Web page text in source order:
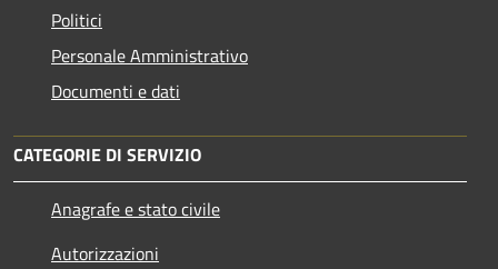
Politici
Personale Amministrativo
Documenti e dati
CATEGORIE DI SERVIZIO
Anagrafe e stato civile
Autorizzazioni